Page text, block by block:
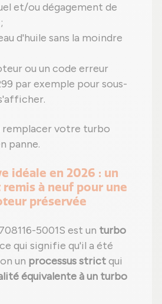
et/ou dégagement de
d'huile sans la moindre
ou un code erreur
par exemple pour sous-
remplacer votre turbo
panne.
idéale en 2026 : un
à neuf pour une
préservée
5001S est un turbo
qui signifie qu'il a été
un processus strictqui
équivalente à un turbo